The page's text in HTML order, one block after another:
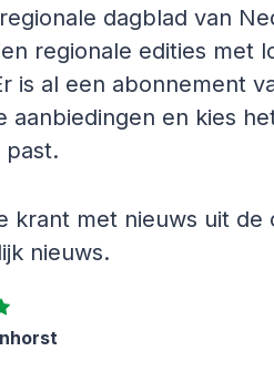
dagblad van
regionale edities met
is al een abonnement
aanbiedingen en kies
past.
krant met nieuws uit de
nieuws.